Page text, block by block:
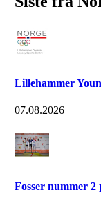
Lillehammer
07.08.2026
Fosser nummer 2